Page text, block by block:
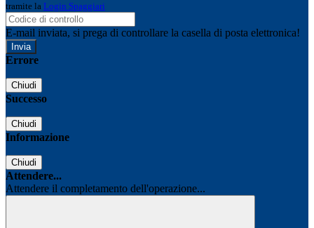
tramite la Login Spaggiari
E-mail inviata, si prega di controllare la casella di posta elettronica!
Errore
Chiudi
Successo
Chiudi
Informazione
Chiudi
Attendere...
Attendere il completamento dell'operazione...